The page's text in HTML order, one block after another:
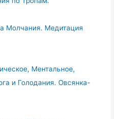
Молчания. Медитация
Ментальное,
и Голодания. Овсянка-